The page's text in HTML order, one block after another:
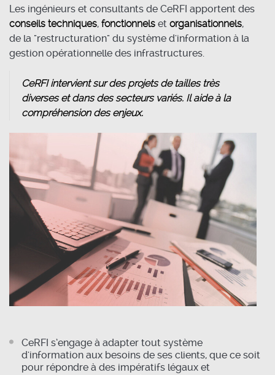
Les ingénieurs et consultants de CeRFI apportent des
conseils techniques, fonctionnels et organisationnels,
de la "restructuration" du système d'information à la
gestion opérationnelle des infrastructures.
CeRFI intervient sur des projets de tailles très
diverses et dans des secteurs variés. Il aide à la
compréhension des enjeux.
CeRFI s’engage à adapter tout système
d'information aux besoins de ses clients, que ce soit
pour répondre à des impératifs légaux et